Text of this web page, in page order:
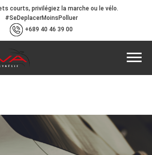
courts, privilégiez la marche ou le vélo.
#SeDeplacerMoinsPolluer
+689 40 46 39 00